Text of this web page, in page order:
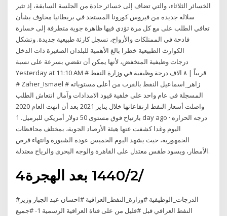
الخسائر الثلاثاء، والتي تضاف إلى خسائر حادة من الجلسة السابقة، إذ تثير
سلالة جديدة من فيروس كورونا المستجد في بريطانيا مخاوف بشأن
تعافي الطلب على مع كل مرة تؤدي فيها ظاهرة جوية متطرفة إلى خسارة
فادحة في الممتلكات والأرواح، تسجل كارثة طبيعية جديدة. وتشكل
الكوارث الطبيعية خطرا بالغ الأهمية للبلدان الصغيرة ذات الدخل
المنخفض، لأنها يمكن أن تقضي بسرعة على نسبة ‎درجات وظيفية‎
Yesterday at 11:10 AM # قريباً | ٨ الاف درجة وظيفية في وزارة النفط
# Zaher_Ismael # زاهر_اسماعيل النفط بالقرب من أعلى مستوياته
المسجلة في عام واحد على خلفية قيود الامدادات وآمال انتعاش الطلب
واصلت أسعار النفط ارتفاعاتها خلال يناير 2021 بعد أن انهت العام 2020
بارتياح فوق مستوى 50 دولار أمريكي للبرميل. 1 day ago · درجه الحراره
اليوم وغدا كشفت عنها هيئة الأرصاد الجوية، بمختلف محافظات
الجمهورية، حيث يشهد اليوم الخميس عودة الشبورة وانتهاء فرص
الأمطار، ويسود طقس معتدل على القاهرة والوجه البحرى والرياح معتدلة.
4‏‏/2‏‏/1440 بعد الهجرة
#الدرجات_الوظيفية #وزارة_النفط_العراقية #احسان عبد الجبار وزير
النفط العراقي قبل #قليل من على قناة العراقية الرسمية 1- #جميع